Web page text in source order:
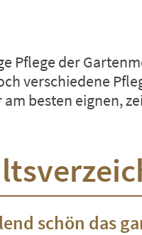
Pflege der
verschiedene
am besten eignen,
schön das